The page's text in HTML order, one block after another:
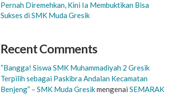
Pernah Diremehkan, Kini Ia Membuktikan Bisa
Sukses di SMK Muda Gresik
Recent Comments
“Bangga! Siswa SMK Muhammadiyah 2 Gresik
Terpilih sebagai Paskibra Andalan Kecamatan
Benjeng” – SMK Muda Gresikmengenai SEMARAK